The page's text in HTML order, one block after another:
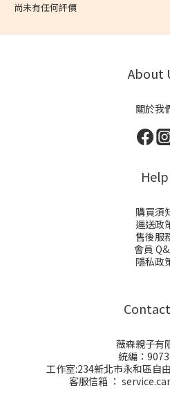
尚未有任何評價
About
關於我
Help
購買須
運送政
售後服
會員
隱私政
薇森親子有
統編：
工作室:234新北市永和區自
客服信箱 ：